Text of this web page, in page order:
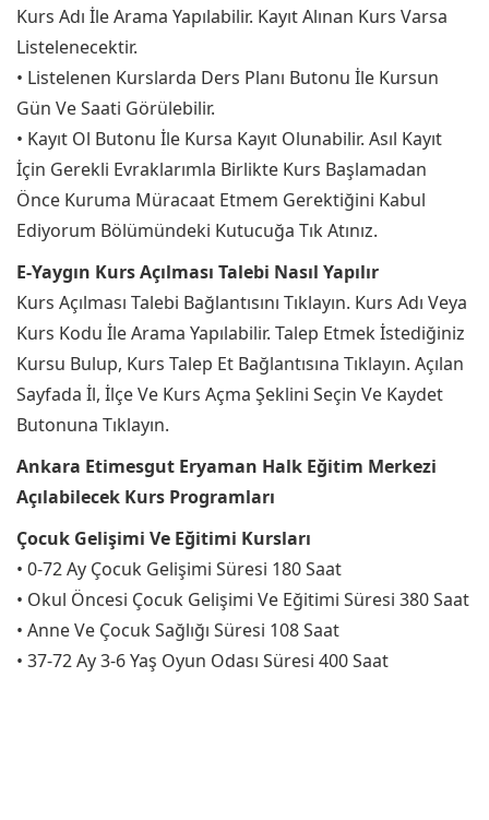
Kurs Adı İle Arama Yapılabilir. Kayıt Alınan Kurs Varsa
Listelenecektir.
• Listelenen Kurslarda Ders Planı Butonu İle Kursun
Gün Ve Saati Görülebilir.
• Kayıt Ol Butonu İle Kursa Kayıt Olunabilir. Asıl Kayıt
İçin Gerekli Evraklarımla Birlikte Kurs Başlamadan
Önce Kuruma Müracaat Etmem Gerektiğini Kabul
Ediyorum Bölümündeki Kutucuğa Tık Atınız.
E-Yaygın Kurs Açılması Talebi Nasıl Yapılır
Kurs Açılması Talebi Bağlantısını Tıklayın. Kurs Adı Veya
Kurs Kodu İle Arama Yapılabilir. Talep Etmek İstediğiniz
Kursu Bulup, Kurs Talep Et Bağlantısına Tıklayın. Açılan
Sayfada İl, İlçe Ve Kurs Açma Şeklini Seçin Ve Kaydet
Butonuna Tıklayın.
Ankara Etimesgut Eryaman Halk Eğitim Merkezi
Açılabilecek Kurs Programları
Çocuk Gelişimi Ve Eğitimi Kursları
• 0-72 Ay Çocuk Gelişimi Süresi 180 Saat
• Okul Öncesi Çocuk Gelişimi Ve Eğitimi Süresi 380 Saat
• Anne Ve Çocuk Sağlığı Süresi 108 Saat
• 37-72 Ay 3-6 Yaş Oyun Odası Süresi 400 Saat